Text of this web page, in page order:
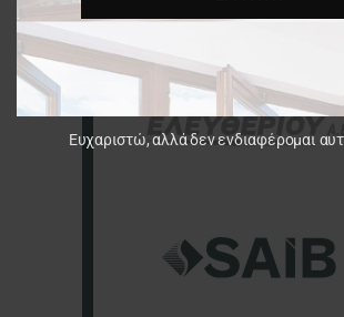
Ευχαριστώ, αλλά δεν ενδιαφέρομαι